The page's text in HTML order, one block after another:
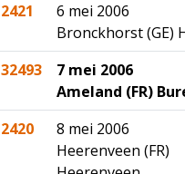
2421
6 mei 2006
Bronckhorst (GE)
32493
7 mei 2006
Ameland (FR)
2420
8 mei 2006
Heerenveen (FR)